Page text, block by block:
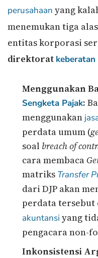
perusahaan yang
menemukan tiga
entitas korporasi
direktorat keberatan
Menggunakan
Sengketa Pajak:
menggunakan
perdata umum (
soal breach of
cara membaca
matriks Transfer
dari DJP akan
perdata tersebut
akuntansi yang
pengacara non-
Inkonsistensi